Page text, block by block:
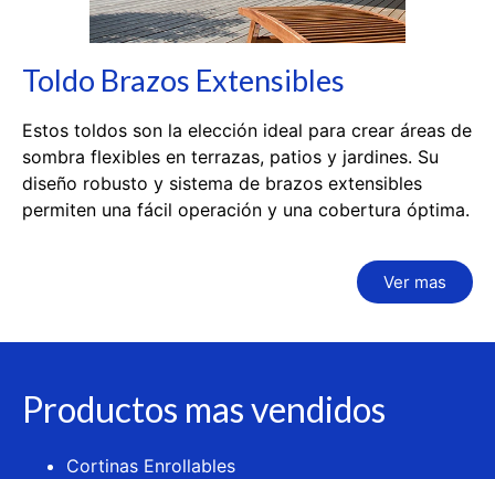
Toldo Brazos Extensibles
Estos toldos son la elección ideal para crear áreas de
sombra flexibles en terrazas, patios y jardines. Su
diseño robusto y sistema de brazos extensibles
permiten una fácil operación y una cobertura óptima.
Ver mas
Productos mas vendidos
Cortinas Enrollables